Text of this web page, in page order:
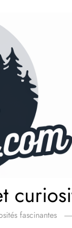
fascinantes